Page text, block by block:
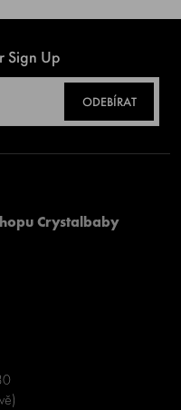
Sign Up
ODEBÍRAT
Crystalbaby